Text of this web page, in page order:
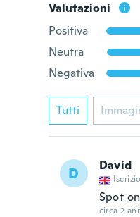
Valutazioni
Positiva
Neutra
Negativa
Tutti
D David
Spot on
circa 2